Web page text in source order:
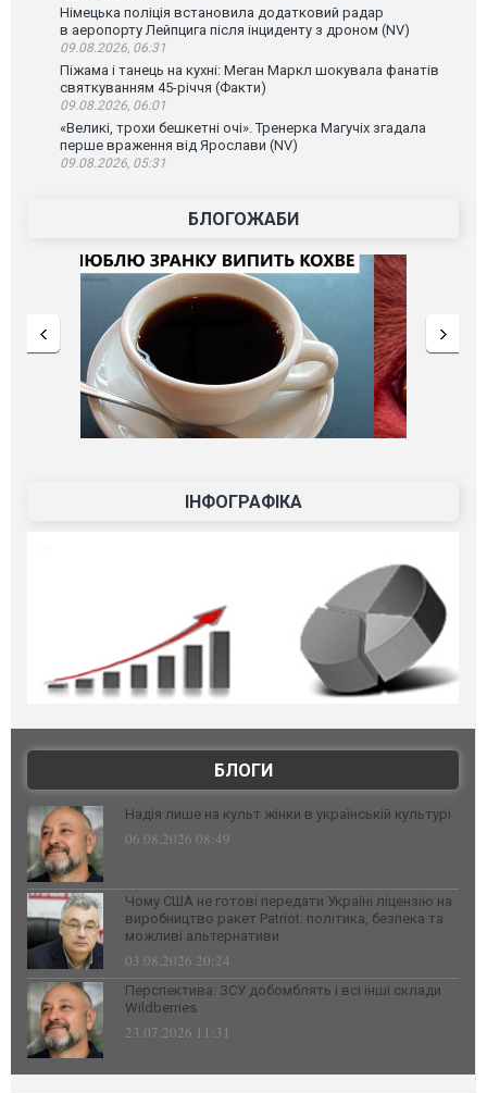
Німецька поліція встановила додатковий радар
в аеропорту Лейпцига після інциденту з дроном (NV)
09.08.2026, 06:31
Піжама і танець на кухні: Меган Маркл шокувала фанатів
святкуванням 45-річчя (Факти)
09.08.2026, 06:01
«Великі, трохи бешкетні очі». Тренерка Магучіх згадала
перше враження від Ярослави (NV)
09.08.2026, 05:31
БЛОГОЖАБИ
ІНФОГРАФІКА
БЛОГИ
Надія лише на культ жінки в українській культурі
06.08.2026 08:49
Чому США не готові передати Україні ліцензію на
виробництво ракет Patriot: політика, безпека та
можливі альтернативи
03.08.2026 20:24
Перспектива: ЗСУ добомблять і всі інші склади
Wildberries
23.07.2026 11:31